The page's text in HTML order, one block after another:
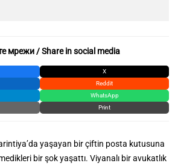
мрежи / Share in social media
X
Reddit
WhatsApp
Print
yaşayan bir çiftin posta kutusuna
bir şok yaşattı. Viyanalı bir avukatlık